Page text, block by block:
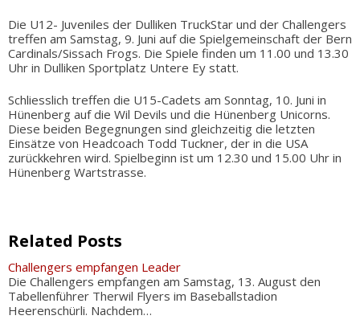
Die U12- Juveniles der Dulliken TruckStar und der Challengers
treffen am Samstag, 9. Juni auf die Spielgemeinschaft der Bern
Cardinals/Sissach Frogs. Die Spiele finden um 11.00 und 13.30
Uhr in Dulliken Sportplatz Untere Ey statt.
Schliesslich treffen die U15-Cadets am Sonntag, 10. Juni in
Hünenberg auf die Wil Devils und die Hünenberg Unicorns.
Diese beiden Begegnungen sind gleichzeitig die letzten
Einsätze von Headcoach Todd Tuckner, der in die USA
zurückkehren wird. Spielbeginn ist um 12.30 und 15.00 Uhr in
Hünenberg Wartstrasse.
Related Posts
Challengers empfangen Leader
Die Challengers empfangen am Samstag, 13. August den
Tabellenführer Therwil Flyers im Baseballstadion
Heerenschürli. Nachdem…